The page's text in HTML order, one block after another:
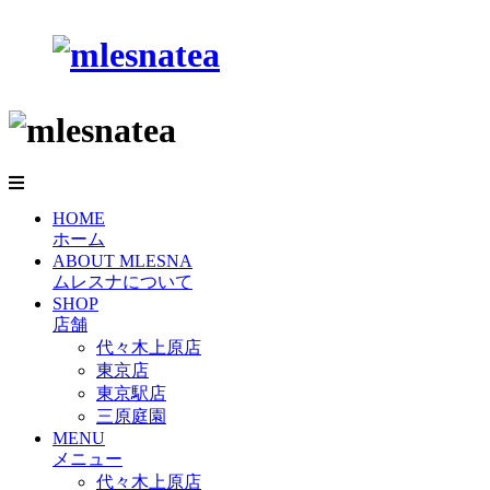
HOME
ホーム
ABOUT MLESNA
ムレスナについて
SHOP
店舗
代々木上原店
東京店
東京駅店
三原庭園
MENU
メニュー
代々木上原店